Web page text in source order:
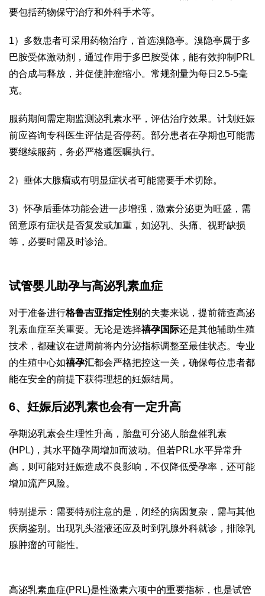
要包括药物保守治疗和外科手术等。
1）多数患者可采用药物治疗，首选溴隐亭。溴隐亭属于多
巴胺受体激动剂，通过作用于多巴胺受体，能有效抑制PRL
的合成与释放，并促使肿瘤缩小。常规剂量为每日2.5-5毫
克。
服药期间需定期监测泌乳素水平，评估治疗效果。计划妊娠
前应咨询专科医生评估是否停药。部分患者在孕期也可能需
要继续服药，务必严格遵医嘱执行。
2）垂体大腺瘤或有明显症状者可能需要手术切除。
3）怀孕后垂体功能会进一步增强，激素分泌更为旺盛，需
留意原有症状是否复发或加重，如泌乳、头痛、视野缺损
等，必要时需及时诊治。
试管婴儿助孕与高泌乳素血症
对于准备进行格鲁吉亚指定性别 的夫妻来说，提前筛查高泌
乳素血症至关重要。无论是选择禧孕国际还是其他辅助生殖
技术，都建议在进周前将内分泌指标调整至最佳状态。专业
的生殖中心如禧孕汇都会严格把控这一关，确保每位患者都
能在安全的前提下获得理想的妊娠结局。
6、妊娠后泌乳素也会有一定升高
孕期泌乳素会生理性升高，胎盘可分泌人胎盘催乳素
(HPL)，其水平随孕周增加而波动。但若PRL水平异常升
高，则可能对妊娠造成不良影响，不仅降低受孕率，还可能
增加流产风险。
特别提示：需要特别注意的是，闭经的病因复杂，需与其他
疾病鉴别。出现乳头溢液还应及时到乳腺外科就诊，排除乳
腺肿瘤的可能性。
高泌乳素血症(PRL)是性激素六项中的重要指标，也是试管